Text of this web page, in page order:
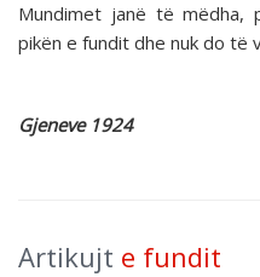
Mundimet janë të mëdha,
pikën e fundit dhe nuk do të
Gjeneve 1924
Artikujt e fundit